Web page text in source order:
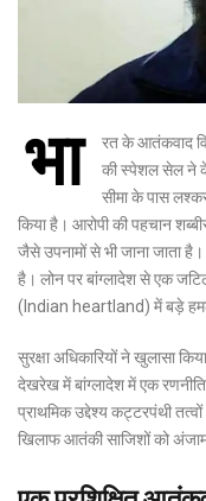
भा
रत के आतंकवाद
की स्पेशल सेल ने
सीमा के पास
किया है। आरोपी की पहचान
जैसे उपनामों से भी जाना जाता
है। लोन पर बांग्लादेश से एक
(Indian heartland) में बड़े
सुरक्षा अधिकारियों ने खुलासा
देखरेख में बांग्लादेश में एक
प्राथमिक उद्देश्य कट्टरपंथी
खिलाफ आतंकी साजिशों को